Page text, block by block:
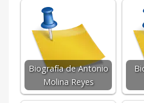
Biografía de Antonio
Molina Reyes